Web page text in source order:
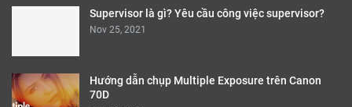
Supervisor là gì? Yêu cầu công việc supervisor?
Nov 25, 2021
Hướng dẫn chụp Multiple Exposure trên Canon
70D